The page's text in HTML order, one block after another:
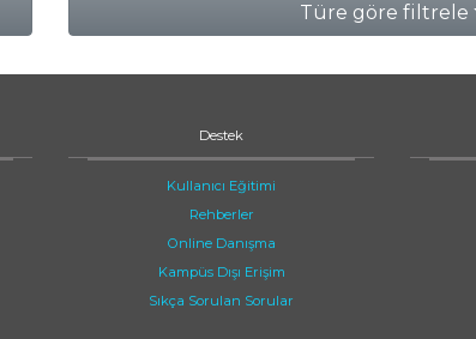
Türe göre filtrele
Destek
Kullanıcı Eğitimi
Rehberler
Online Danışma
Kampüs Dışı Erişim
Sıkça Sorulan Sorular